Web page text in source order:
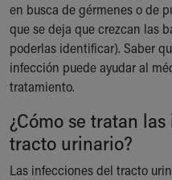
en busca de gérmenes o de
que se deja que crezcan las
poderlas identificar). Saber
infección puede ayudar al
tratamiento.
¿Cómo se tratan
tracto urinario?
Las infecciones del tracto